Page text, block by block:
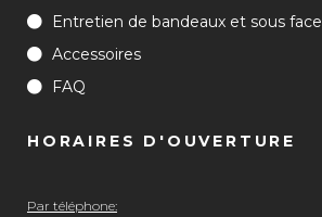
Entretien de bandeaux et sous face
Accessoires
FAQ
HORAIRES D'OUVERTURE
Par téléphone: